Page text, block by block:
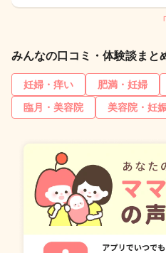
みんなの口コミ・体験談まと
妊婦・痒い 肥満・妊婦
臨月・美容院
美容院・妊